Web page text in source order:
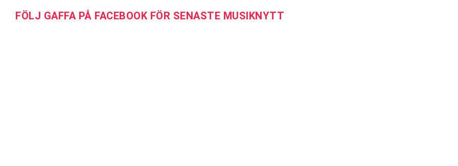
FÖLJ GAFFA PÅ FACEBOOK FÖR SENASTE MUSIKNYTT